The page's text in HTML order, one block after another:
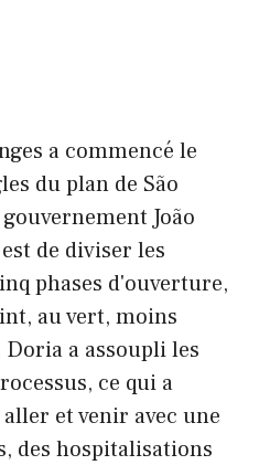
a commencé le
du plan de São
João
de diviser les
phases d'ouverture,
au vert, moins
a assoupli les
ce qui a
et venir avec une
des hospitalisations